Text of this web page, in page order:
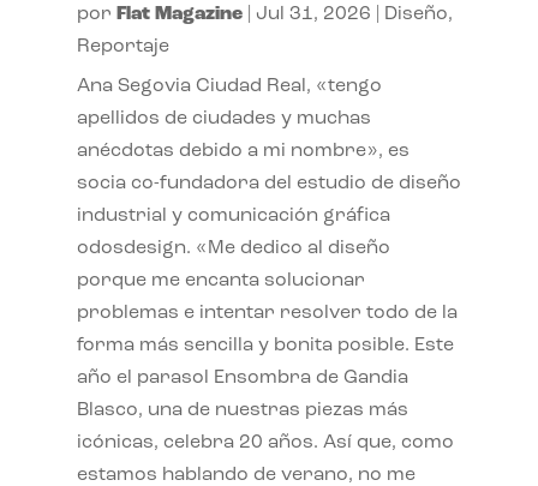
por Flat Magazine| Jul 31, 2026 Diseño,
Reportaje
Ana Segovia Ciudad Real, «tengo
apellidos de ciudades y muchas
anécdotas debido a mi nombre», es
socia co-fundadora del estudio de diseño
industrial y comunicación gráfica
odosdesign. «Me dedico al diseño
porque me encanta solucionar
problemas e intentar resolver todo de la
forma más sencilla y bonita posible. Este
año el parasol Ensombra de Gandia
Blasco, una de nuestras piezas más
icónicas, celebra 20 años. Así que, como
estamos hablando de verano, no me